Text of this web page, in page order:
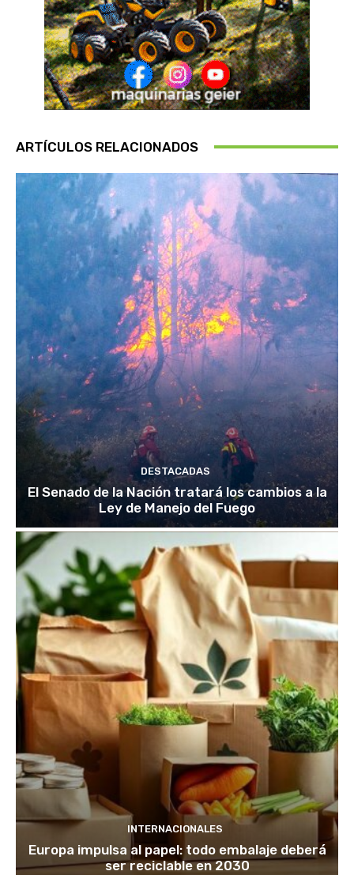
ARTÍCULOS RELACIONADOS
DESTACADAS
El Senado de la Nación tratará los cambios a la
Ley de Manejo del Fuego
INTERNACIONALES
Europa impulsa al papel: todo embalaje deberá
ser reciclable en 2030